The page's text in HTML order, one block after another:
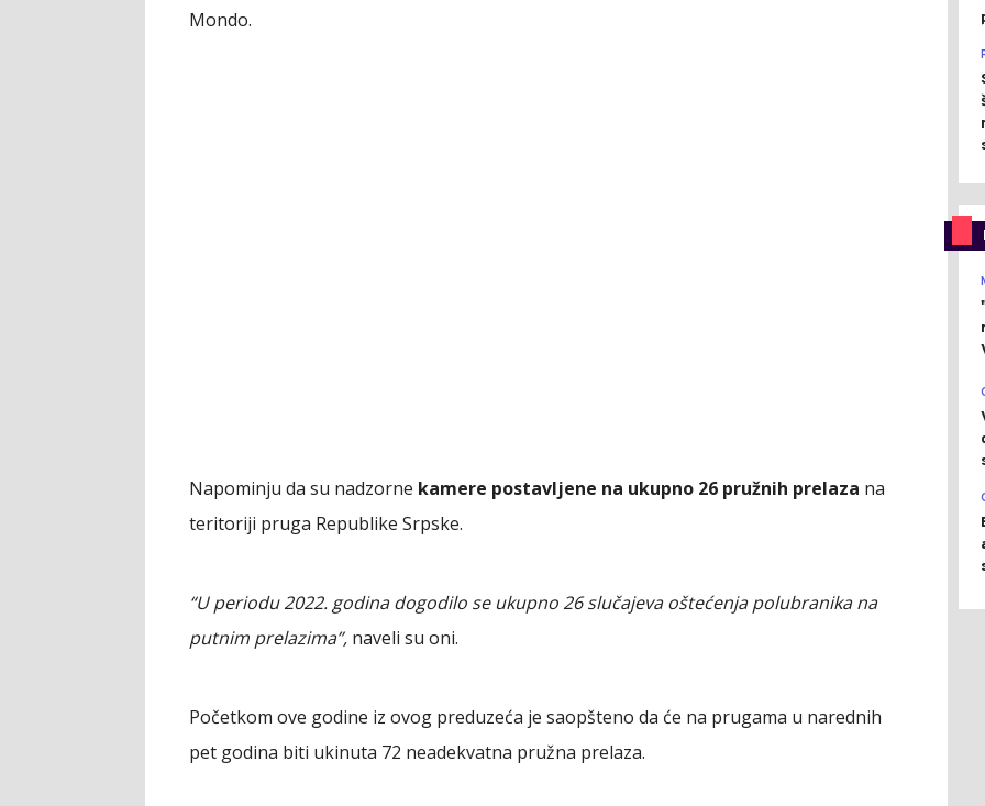
Mondo.
Napominju da su nadzorne kamere postavljene na ukupno 26 pružnih prelaza na
teritoriji pruga Republike Srpske.
“U periodu 2022. godina dogodilo se ukupno 26 slučajeva oštećenja polubranika na
putnim prelazima”, naveli su oni.
Početkom ove godine iz ovog preduzeća je saopšteno da će na prugama u narednih
pet godina biti ukinuta 72 neadekvatna pružna prelaza.